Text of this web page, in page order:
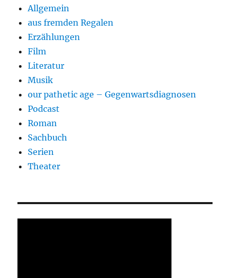
Allgemein
aus fremden Regalen
Erzählungen
Film
Literatur
Musik
our pathetic age – Gegenwartsdiagnosen
Podcast
Roman
Sachbuch
Serien
Theater